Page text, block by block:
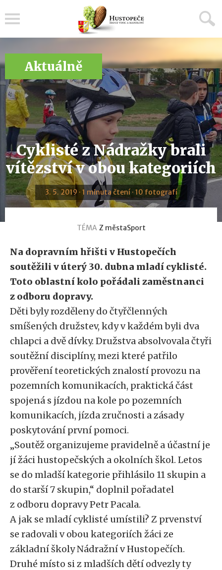
Aktuálně
Cyklisté z Nádražky brali
vítězství v obou kategoriích
3. 5. 2019 · 1 minuta čtení · 10 fotografí
TÉMA Z městaSport
Na dopravním hřišti v Hustopečích
soutěžili v úterý 30. dubna mladí cyklisté.
Toto oblastní kolo pořádali zaměstnanci
z odboru dopravy.
Děti byly rozděleny do čtyřčlenných
smíšených družstev, kdy v každém byli dva
chlapci a dvě dívky. Družstva absolvovala čtyři
soutěžní disciplíny, mezi které patřilo
prověření teoretických znalostí provozu na
pozemních komunikacích, praktická část
spojená s jízdou na kole po pozemních
komunikacích, jízda zručnosti a zásady
poskytování první pomoci.
„Soutěž organizujeme pravidelně a účastní je
jí žáci hustopečských a okolních škol. Letos
se do mladší kategorie přihlásilo 11 skupin a
do starší 7 skupin,“ doplnil pořadatel
z odboru dopravy Petr Pacala.
A jak se mladí cyklisté umístili? Z prvenství
se radovali v obou kategoriích žáci ze
základní školy Nádražní v Hustopečích.
Druhé místo si z mladších dětí odvezly ty